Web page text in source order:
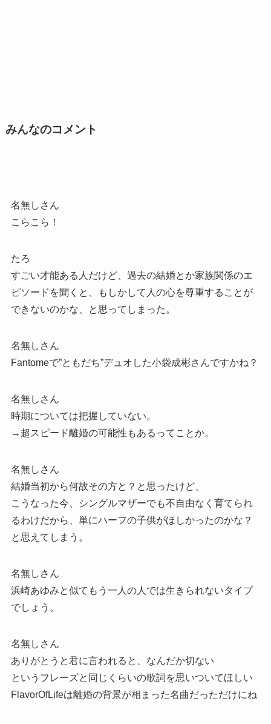
みんなのコメント
名無しさん
こらこら！
たろ
すごい才能ある人だけど、過去の結婚とか家族関係のエ
ピソードを聞くと、もしかして人の心を尊重することが
できないのかな、と思ってしまった。
名無しさん
Fantomeで”ともだち”デュオした小袋成彬さんですかね？
名無しさん
時期については把握していない。
→超スピード離婚の可能性もあるってことか。
名無しさん
結婚当初から何故その方と？と思ったけど、
こうなった今、シングルマザーでも不自由なく育てられ
るわけだから、単にハーフの子供がほしかったのかな？
と思えてしまう。
名無しさん
浜崎あゆみと似てもう一人の人では生きられないタイプ
でしょう。
名無しさん
ありがとうと君に言われると、なんだか切ない
というフレーズと同じくらいの歌詞を思いついてほしい
FlavorOfLifeは離婚の背景が相まった名曲だっただけにね